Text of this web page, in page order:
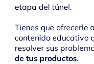
etapa del túnel.
Tienes que ofrecerle
contenido educativo
resolver sus
de tus productos.